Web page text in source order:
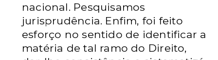
nacional. Pesquisamos
jurisprudência. Enfim, foi feito
esforço no sentido de identificar a
matéria de tal ramo do Direito,